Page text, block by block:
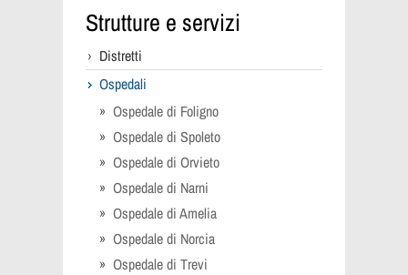
Strutture e servizi
Distretti
Ospedali
Ospedale di Foligno
Ospedale di Spoleto
Ospedale di Orvieto
Ospedale di Narni
Ospedale di Amelia
Ospedale di Norcia
Ospedale di Trevi